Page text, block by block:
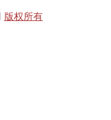
版权所有